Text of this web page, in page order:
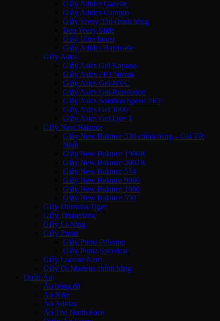
Giày Adidas Gazelle
Giày Adidas Campus
Giày Yeezy 350 chính hãng
Dép Yeezy Slide
Giày Ultra boost
Giày Adidas Barricade
Giày Asics
Giày Asics Gel Kayano
Giày Asics FF3 Novak
Giày Asics Gel-NYC
Giày Asics Gel-Resolution
Giày Asics Solution Speed FF3
Giày Asics Gel 1090
Giày Asics Gel Lyte 3
Giày New Balance
Giày New Balance 530 chính hãng – Giá Tốt
Nhất
Giày New Balance 1906R
Giày New Balance 2002R
Giày New Balance 574
Giày New Balance 9060
Giày New Balance 1000
Giày New Balance 550
Giày Onitsuka Tiger
Giày Timberland
Giày Li-Ning
Giày Puma
Giày Puma Palermo
Giày Puma Speedcat
Giày Lacoste Nam
Giày Dr.Martens chính hãng
Quần Áo
Áo bóng đá
Áo Nike
Áo Adidas
Áo The North Face